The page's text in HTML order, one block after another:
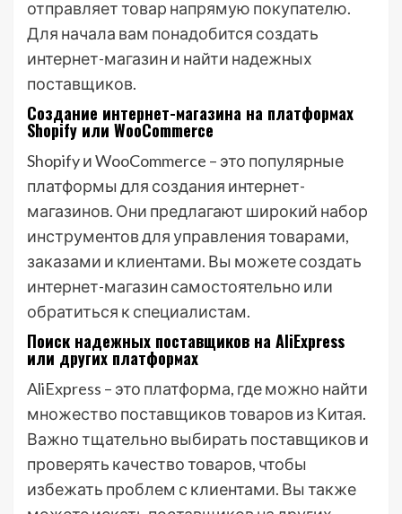
отправляет товар напрямую покупателю.
Для начала вам понадобится создать
интернет-магазин и найти надежных
поставщиков.
Создание интернет-магазина на платформах
Shopify или WooCommerce
Shopify и WooCommerce – это популярные
платформы для создания интернет-
магазинов. Они предлагают широкий набор
инструментов для управления товарами,
заказами и клиентами. Вы можете создать
интернет-магазин самостоятельно или
обратиться к специалистам.
Поиск надежных поставщиков на AliExpress
или других платформах
AliExpress – это платформа, где можно найти
множество поставщиков товаров из Китая.
Важно тщательно выбирать поставщиков и
проверять качество товаров, чтобы
избежать проблем с клиентами. Вы также